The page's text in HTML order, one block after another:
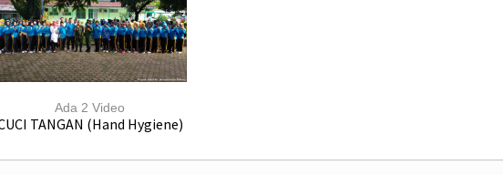
Ada 2 Video
TANGAN (Hand Hygiene)